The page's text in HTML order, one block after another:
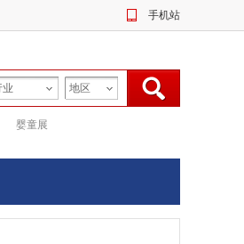
手机站
婴童展